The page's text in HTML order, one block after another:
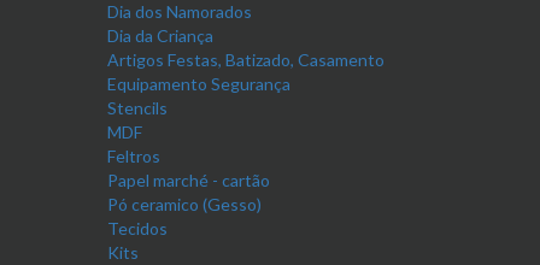
Dia dos Namorados
Dia da Criança
Artigos Festas, Batizado, Casamento
Equipamento Segurança
Stencils
MDF
Feltros
Papel marché - cartão
Pó ceramico (Gesso)
Tecidos
Kits